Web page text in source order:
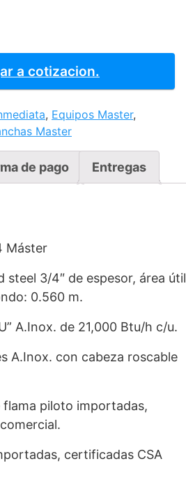
a cotizacion.
, Equipos Master,
Master
de pago Entregas
Máster
steel 3/4″ de espesor, área útil
0.560 m.
A.Inox. de 21,000 Btu/h c/u.
A.Inox. con cabeza roscable
flama piloto importadas,
certificadas CSA